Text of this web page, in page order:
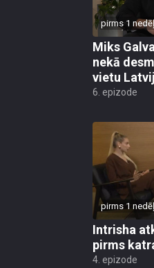
pirms 1
Miks
nekā
vietu
6. epizode
pirms 1
Intrisha
pirms
4. epizode